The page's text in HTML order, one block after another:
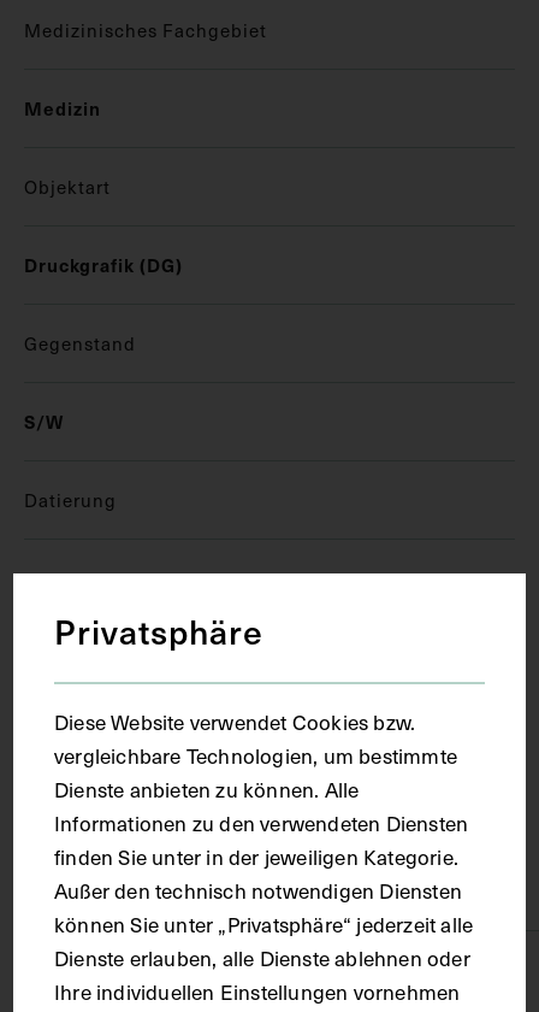
Medizinisches Fachgebiet
Medizin
Objektart
Druckgrafik (DG)
Gegenstand
S/W
Datierung
1932
Berlin
Material
Papier
Technik
Privatsphäre
Diese Website verwendet Cookies bzw.
vergleichbare Technologien, um bestimmte
Dienste anbieten zu können. Alle
Informationen zu den verwendeten Diensten
finden Sie unter in der jeweiligen Kategorie.
Außer den technisch notwendigen Diensten
können Sie unter „Privatsphäre“ jederzeit alle
Dienste erlauben, alle Dienste ablehnen oder
Ihre individuellen Einstellungen vornehmen